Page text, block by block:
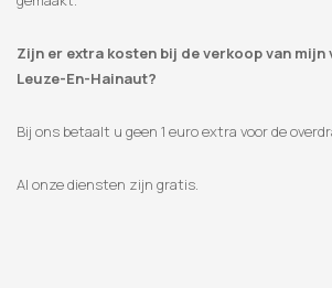
Zijn er extra kosten bij de verkoop van
Leuze-En-Hainaut?
Bij ons betaalt u geen 1 euro extra voor de
Al onze diensten zijn gratis.